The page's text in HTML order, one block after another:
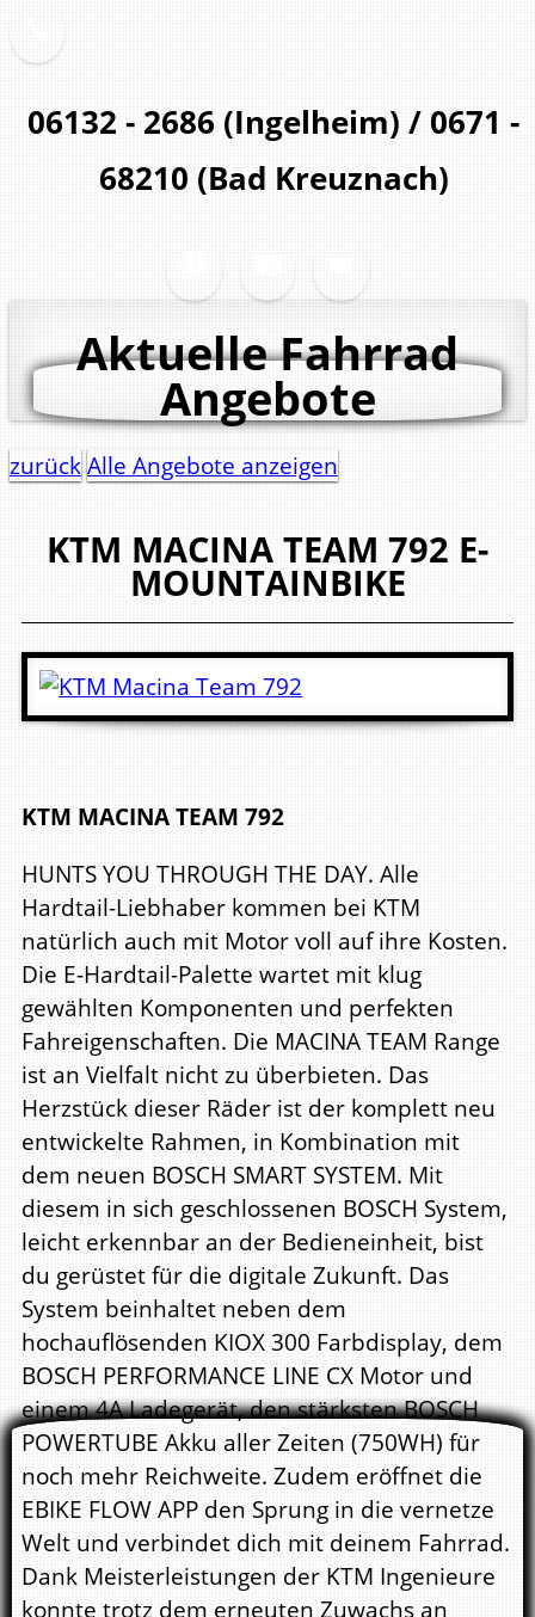
06132 - 2686 (Ingelheim) / 0671 -
68210 (Bad Kreuznach)
Aktuelle Fahrrad
Angebote
zurückAlle Angebote anzeigen
KTM MACINA TEAM 792 E-
MOUNTAINBIKE
KTM MACINA TEAM 792
HUNTS YOU THROUGH THE DAY. Alle
Hardtail-Liebhaber kommen bei KTM
natürlich auch mit Motor voll auf ihre Kosten.
Die E-Hardtail-Palette wartet mit klug
gewählten Komponenten und perfekten
Fahreigenschaften. Die MACINA TEAM Range
ist an Vielfalt nicht zu überbieten. Das
Herzstück dieser Räder ist der komplett neu
entwickelte Rahmen, in Kombination mit
dem neuen BOSCH SMART SYSTEM. Mit
diesem in sich geschlossenen BOSCH System,
leicht erkennbar an der Bedieneinheit, bist
du gerüstet für die digitale Zukunft. Das
System beinhaltet neben dem
hochauflösenden KIOX 300 Farbdisplay, dem
BOSCH PERFORMANCE LINE CX Motor und
einem 4A Ladegerät, den stärksten BOSCH
POWERTUBE Akku aller Zeiten (750WH) für
noch mehr Reichweite. Zudem eröffnet die
EBIKE FLOW APP den Sprung in die vernetze
Welt und verbindet dich mit deinem Fahrrad.
Dank Meisterleistungen der KTM Ingenieure
konnte trotz dem erneuten Zuwachs an